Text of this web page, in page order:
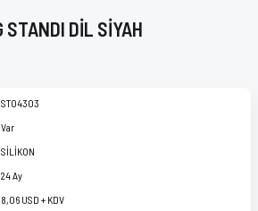
STANDI DİL SİYAH
ST04303
Var
SİLİKON
24 Ay
8,06 USD + KDV